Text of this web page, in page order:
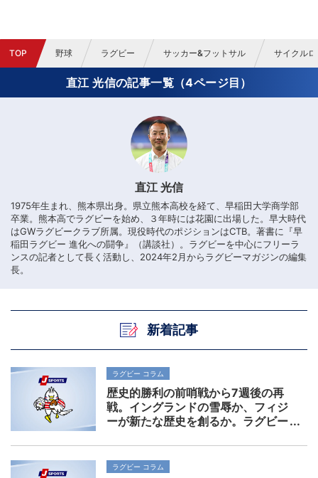
TOP 野球 ラグビー サッカー&フットサル サイクル
直江 光信の記事一覧（4ページ目）
直江 光信
1975年生まれ、熊本県出身。県立熊本高校を経て、早稲田大学商学部
卒業。熊本高でラグビーを始め、３年時には花園に出場した。早大時代
はGWラグビークラブ所属。現役時代のポジションはCTB。著書に『早
稲田ラグビー 進化への闘争』（講談社）。ラグビーを中心にフリーラ
ンスの記者として長く活動し、2024年2月からラグビーマガジンの編集
長。
新着記事
ラグビー コラム
歴史的勝利の前哨戦から7週後の再
戦。イングランドの雪辱か、フィジ
ーが新たな歴史を創るか。ラグビー
ラグビー コラム